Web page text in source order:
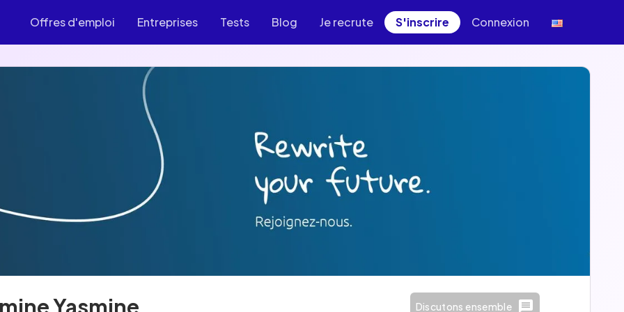
Offres d'emploi Entreprises Tests Blog Je recrute S'inscrire Connexion
Yasmine Discutons ensemble